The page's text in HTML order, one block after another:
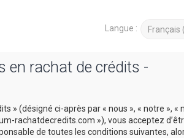
Langue :
en rachat de crédits -
» (désigné ci-après par « nous », « notre », «
rachatdecredits.com »), vous acceptez
de toutes les conditions suivantes,